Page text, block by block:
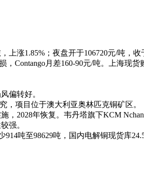
涨1.85%；夜盘开于106720元/吨，收
，Contango月差160-90元/吨。上海
偏转好。
，项目位于澳大利亚奥林匹克铜矿区。
，2028年恢复。韦丹塔旗下KCM
强。
吨至98629吨，国内电解铜现货库